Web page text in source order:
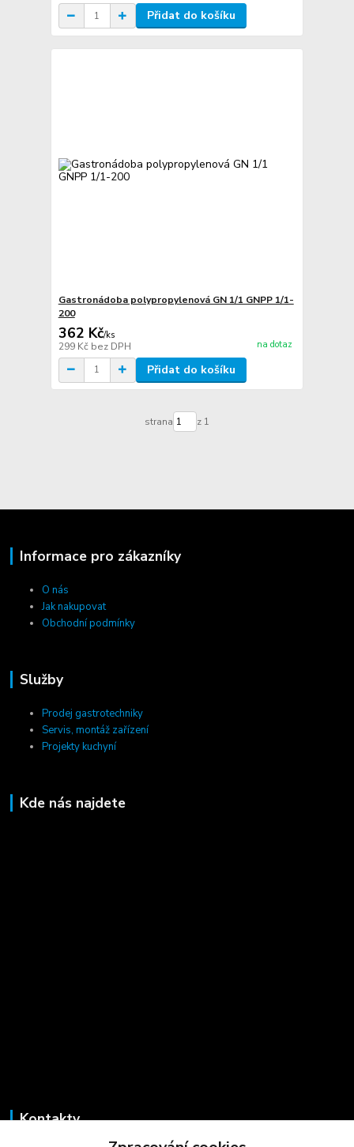
Přidat do košíku
Gastronádoba polypropylenová GN 1/1 GNPP 1/1-
200
362 Kč/ks
299 Kč bez DPH na dotaz
Přidat do košíku
strana z 1
Informace pro zákazníky
O nás
Jak nakupovat
Obchodní podmínky
Služby
Prodej gastrotechniky
Servis, montáž zařízení
Projekty kuchyní
Kde nás najdete
Kontakty